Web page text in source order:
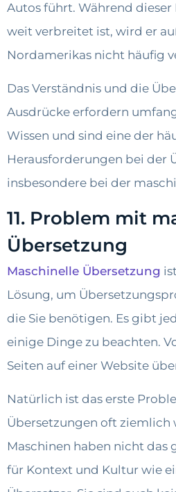
Autos führt. Während dieser
weit verbreitet ist, wird er
Nordamerikas nicht häufig
Das Verständnis und die
Ausdrücke erfordern
Wissen und sind eine der
Herausforderungen bei der
insbesondere bei der
11. Problem mit
Übersetzung
Maschinelle Übersetzung
Lösung, um
die Sie benötigen. Es gibt
einige Dinge zu beachten.
Seiten auf einer Website
Natürlich ist das erste
Übersetzungen oft ziemlich
Maschinen haben nicht das
für Kontext und Kultur wie